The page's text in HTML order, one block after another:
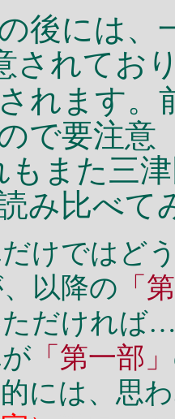
後には、
されてお
れます。
で要注意
もまた三
み比べて
けではど
以降の 「
ただけれ
「第一部」
には、思